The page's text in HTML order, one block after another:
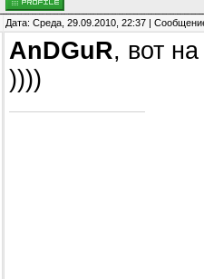
Дата: Среда, 29.09.2010, 22:37 |
AnDGuR, вот
))))